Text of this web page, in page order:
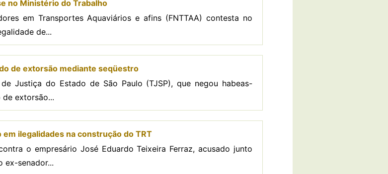
no Ministério do Trabalho
em Transportes Aquaviários e afins (FNTTAA) contesta no
de...
de extorsão mediante seqüestro
Justiça do Estado de São Paulo (TJSP), que negou habeas-
de extorsão...
ilegalidades na construção do TRT
o empresário José Eduardo Teixeira Ferraz, acusado junto
ex-senador...